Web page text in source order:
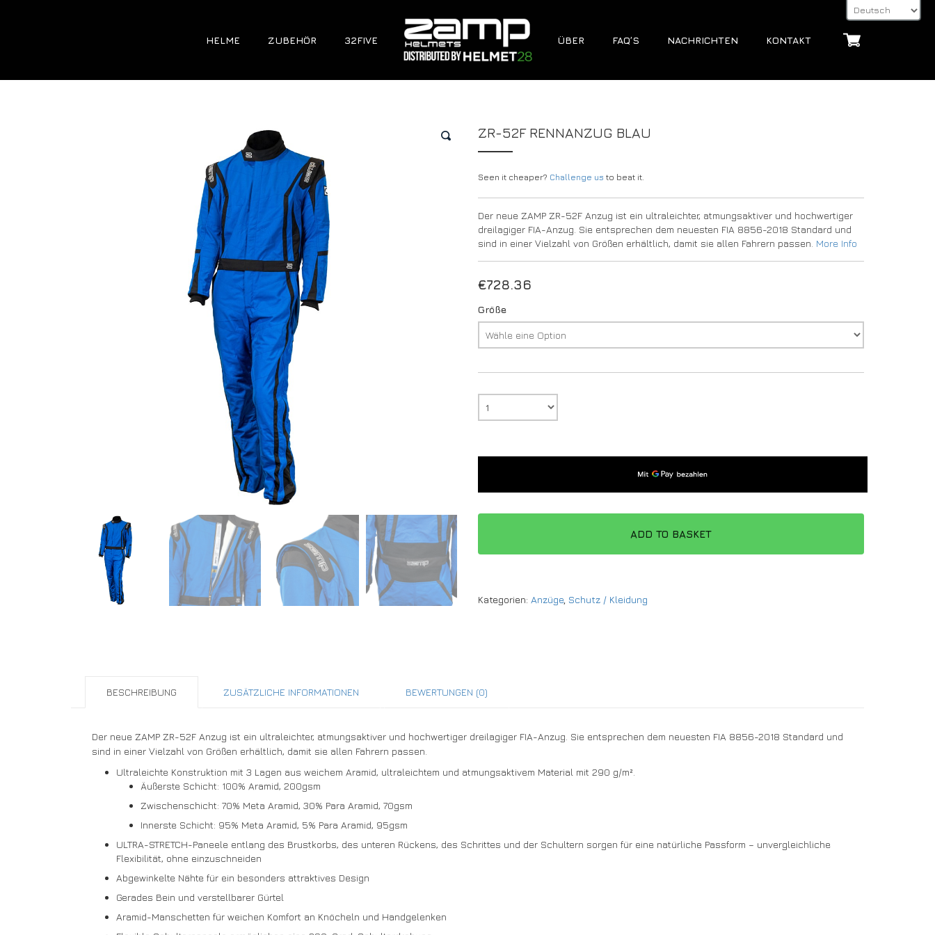
HELME ZUBEHÖR 32FIVE ÜBER FAQ’S NACHRICHTEN KONTAKT
ZR-52F RENNANZUG BLAU
Seen it cheaper? Challenge us to beat it.
Der neue ZAMP ZR-52F Anzug ist ein ultraleichter, atmungsaktiver und hochwertiger
dreilagiger FIA-Anzug. Sie entsprechen dem neuesten FIA 8856-2018 Standard und
sind in einer Vielzahl von Größen erhältlich, damit sie allen Fahrern passen. More Info
€728.36
Größe
ADD TO BASKET
Kategorien: Anzüge, Schutz / Kleidung
BESCHREIBUNG ZUSÄTZLICHE INFORMATIONEN BEWERTUNGEN (0)
Der neue ZAMP ZR-52F Anzug ist ein ultraleichter, atmungsaktiver und hochwertiger dreilagiger FIA-Anzug. Sie entsprechen dem neuesten FIA 8856-2018 Standard und
sind in einer Vielzahl von Größen erhältlich, damit sie allen Fahrern passen.
Ultraleichte Konstruktion mit 3 Lagen aus weichem Aramid, ultraleichtem und atmungsaktivem Material mit 290 g/m².
Äußerste Schicht: 100% Aramid, 200gsm
Zwischenschicht: 70% Meta Aramid, 30% Para Aramid, 70gsm
Innerste Schicht: 95% Meta Aramid, 5% Para Aramid, 95gsm
ULTRA-STRETCH-Paneele entlang des Brustkorbs, des unteren Rückens, des Schrittes und der Schultern sorgen für eine natürliche Passform – unvergleichliche
Flexibilität, ohne einzuschneiden
Abgewinkelte Nähte für ein besonders attraktives Design
Gerades Bein und verstellbarer Gürtel
Aramid-Manschetten für weichen Komfort an Knöcheln und Handgelenken